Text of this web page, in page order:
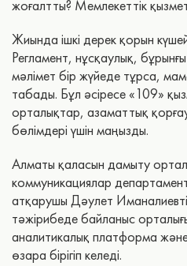
жоғалтты? Мемлекеттік
Жиында ішкі дерек қорын
Регламент, нұсқаулық,
мәлімет бір жүйеде тұрса,
табады. Бұл әсіресе «109»
орталықтар, азаматтық
бөлімдері үшін маңызды.
Алматы қаласын дамыту
коммуникациялар
атқарушы Дәулет
тәжірибеде байланыс
аналитикалық платформа
өзара бірігіп келеді.